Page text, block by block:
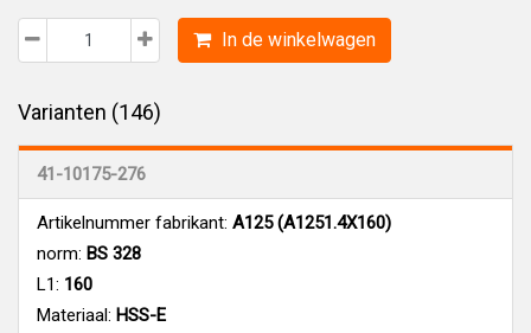
In de winkelwagen
Varianten (146)
41-10175-276
Artikelnummer fabrikant: A125 (A1251.4X160)
norm: BS 328
L1: 160
Materiaal: HSS-E